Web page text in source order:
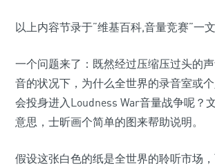
以上内容节录于”维基百科,音量竞赛”一文
一个问题来了：既然经过压缩压过头的
音的状况下，为什么全世界的录音室或
会投身进入Loudness War音量战争呢？
意思，士昕画个简单的图来帮助说明。
假设这张白色的纸是全世界的聆听市场